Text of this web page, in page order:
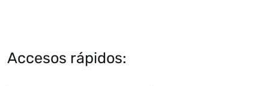
Accesos rápidos: